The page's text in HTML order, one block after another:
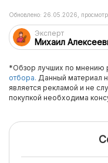
Эксперт
Михаил
Обновлено: 26.05.2026,
*Обзор лучших по мнению
отбора. Данный материал
является рекламой и не
покупкой необходима